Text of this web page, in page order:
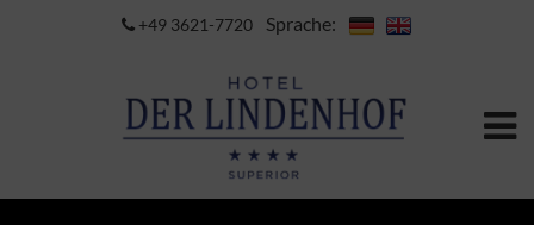
+49 3621-7720 Sprache: